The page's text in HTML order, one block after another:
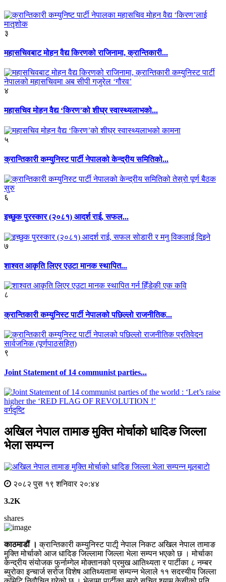
३
महासचिवबाट मोहन वैद्य किरणको राजिनामा, क्रान्तिकारी...
४
महासचिव मोहन वैद्य ‘किरण’को शीघ्र स्वास्थ्यलाभको...
५
क्रान्तिकारी कम्युनिस्ट पार्टी नेपालको केन्द्रीय समितिको...
६
इच्छुक पुरस्कार (२०८१) आदर्श राई, सफल...
७
शाश्वत आकृति लिएर एउटा मानक स्थापित...
८
क्रान्तिकारी कम्युनिस्ट पार्टी नेपालको पछिल्लो राजनीतिक...
९
Joint Statement of 14 communist parties...
वर्गदृष्टि
अखिल नेपाल तामाङ मुक्ति मोर्चाको धादिङ जिल्ला
भेला सम्पन्न
मूलबाटाे
२०८२ पुस १९ शनिवार २०:४४
3.2K
shares
काठमाडौं । क्रान्तिकारी कम्युनिस्ट पाटीृ नेपाल निकट अखिल नेपाल तामाङ
मुक्ति मोर्चाको आज धादिङ जिल्लामा जिल्ला भेला सम्पन भएको छ । मोर्चाका
केन्द्रीय संयोजक फुर्नाम्गेल मोक्तानको प्रमुख आतिथ्यता र पार्टीका ८ नम्बर
ब्युरोका इन्चार्ज सरोज विशेष आतिथ्यतामा सम्पन्न भेलाले ११ सदस्यीय जिल्ला